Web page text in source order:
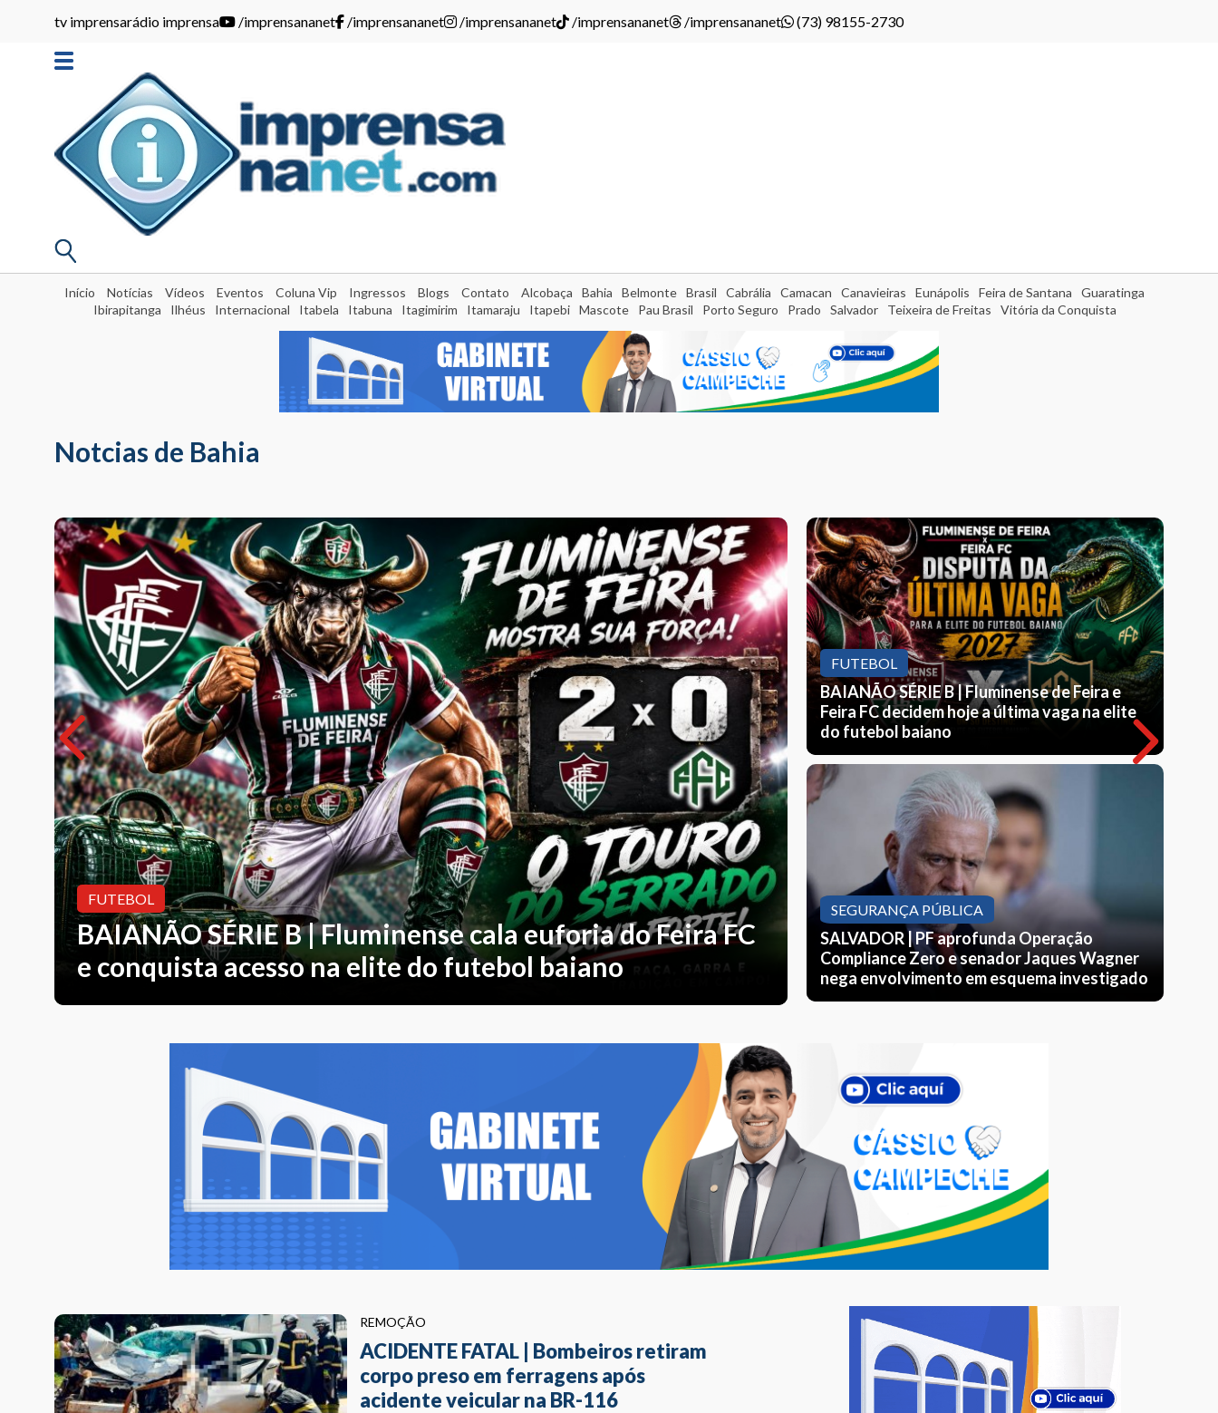
tv imprensarádio imprensa /imprensananet /imprensananet /imprensananet /imprensananet /imprensananet (73) 98155-2730
Início Notícias Vídeos Eventos Coluna Vip Ingressos Blogs Contato Alcobaça Bahia Belmonte Brasil Cabrália Camacan Canavieiras Eunápolis Feira de Santana
Guaratinga
Ibirapitanga
Ilhéus Internacional Itabela Itabuna Itagimirim Itamaraju Itapebi Mascote Pau Brasil Porto Seguro Prado Salvador Teixeira de Freitas Vitória da Conquista
Notcias de Bahia
FUTEBOL
BAIANÃO SÉRIE B | Fluminense cala euforia do Feira FC
e conquista acesso na elite do futebol baiano
FUTEBOL
BAIANÃO SÉRIE B | Fluminense de Feira e
Feira FC decidem hoje a última vaga na elite
do futebol baiano
SEGURANÇA PÚBLICA
SALVADOR | PF aprofunda Operação
Compliance Zero e senador Jaques Wagner
nega envolvimento em esquema investigado
REMOÇÃO
ACIDENTE FATAL | Bombeiros retiram
corpo preso em ferragens após
acidente veicular na BR-116